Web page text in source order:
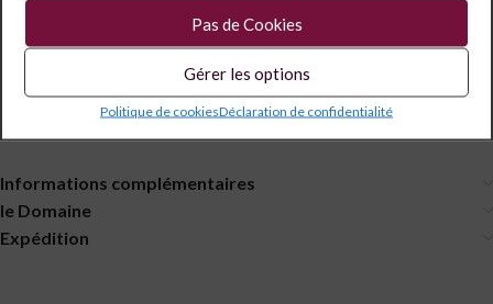
Pas de Cookies
Gérer les options
Politique de cookiesDéclaration de confidentialité
Description
DARROZE Bas-Armagnac « Grand Assemblage » 40 ans Tube 5cl
Informations complémentaires
le Domaine
Expédition